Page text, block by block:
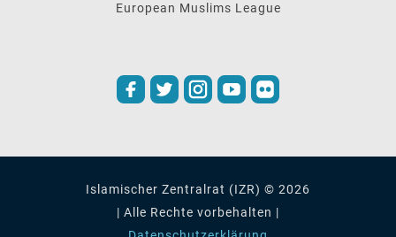
European Muslims League
Islamischer Zentralrat (IZR) © 2026
| Alle Rechte vorbehalten |